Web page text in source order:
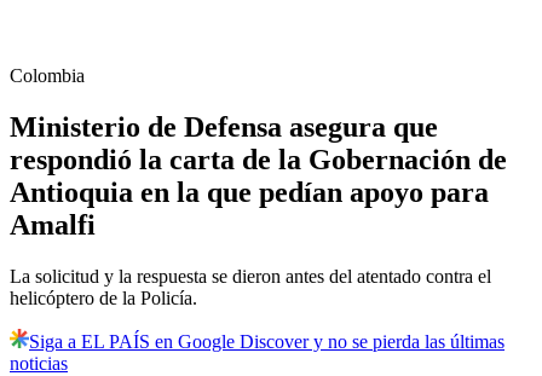
Colombia
Ministerio de Defensa asegura que
respondió la carta de la Gobernación de
Antioquia en la que pedían apoyo para
Amalfi
La solicitud y la respuesta se dieron antes del atentado contra el
helicóptero de la Policía.
Siga a EL PAÍS en Google Discover y no se pierda las últimas
noticias